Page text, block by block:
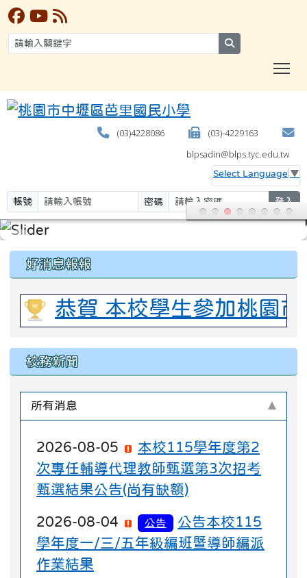
(03)4228086
(03)-4229163
blpsadin@blps.tyc.edu.tw
Select Language ▼
帳號 密碼 登入
好消息報報
恭賀 本校學生參加桃園
校務新聞
所有消息
2026-08-05
本校115學年度第2
次專任輔導代理教師甄選第3次招考
甄選結果公告(尚有缺額)
2026-08-04 公告
公告本校115
學年度一/三/五年級編班暨導師編派
作業結果